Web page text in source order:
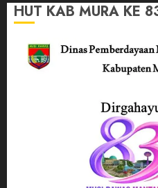
HUT KAB MURA KE